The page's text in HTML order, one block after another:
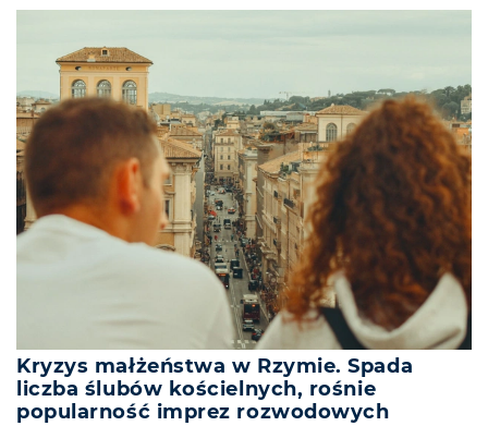
Kryzys małżeństwa w Rzymie. Spada
liczba ślubów kościelnych, rośnie
popularność imprez rozwodowych